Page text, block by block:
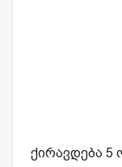
ქირავდება 5